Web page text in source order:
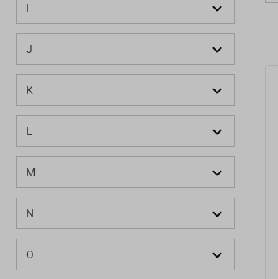
I
J
K
L
M
N
O